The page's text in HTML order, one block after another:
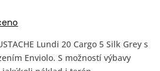
Lundi 20 Cargo 5 Silk Grey s
Enviolo. S možností výbavy